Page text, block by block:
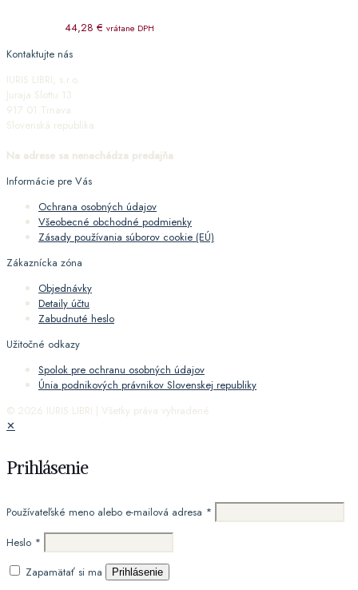
44,28 € vrátane DPH
Kontaktujte nás
IURIS LIBRI, s.r.o.
Juraja Slottu 13
917 01 Trnava
Slovenská republika
Na adrese sa nenachádza predajňa
Informácie pre Vás
Ochrana osobných údajov
Všeobecné obchodné podmienky
Zásady používania súborov cookie (EÚ)
Zákaznícka zóna
Objednávky
Detaily účtu
Zabudnuté heslo
Užitočné odkazy
Spolok pre ochranu osobných údajov
Únia podnikových právnikov Slovenskej republiky
© 2026 IURIS LIBRI | Všetky práva vyhradené
✕
Prihlásenie
Používateľské meno alebo e-mailová adresa *
Heslo *
Zapamätať si ma
Prihlásenie